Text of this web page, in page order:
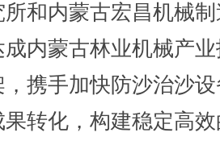
和内蒙古宏昌机械
成内蒙古林业机械产
携手加快防沙治沙
转化，构建稳定高